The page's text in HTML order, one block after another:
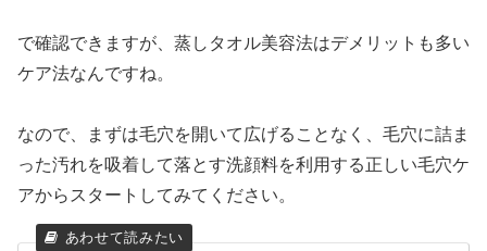
で確認できますが、蒸しタオル美容法はデメリットも多い
ケア法なんですね。
なので、まずは毛穴を開いて広げることなく、毛穴に詰ま
った汚れを吸着して落とす洗顔料を利用する正しい毛穴ケ
アからスタートしてみてください。